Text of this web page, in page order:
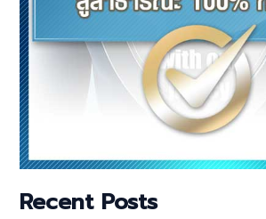
Recent Posts